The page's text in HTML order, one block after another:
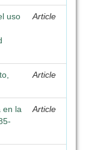
uso
Article
Article
en la
Article